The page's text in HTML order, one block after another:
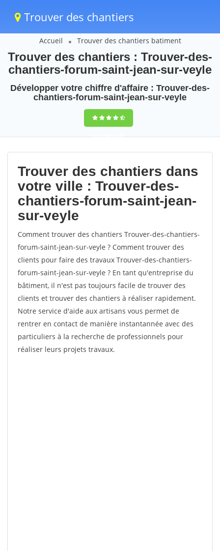
Trouver des chantiers
Accueil Trouver des chantiers batiment
Trouver des chantiers : Trouver-des-
chantiers-forum-saint-jean-sur-veyle
Développer votre chiffre d'affaire : Trouver-des-
chantiers-forum-saint-jean-sur-veyle
9,5(100%)87
votes
Trouver des chantiers dans
votre ville : Trouver-des-
chantiers-forum-saint-jean-
sur-veyle
Comment trouver des chantiers Trouver-des-chantiers-
forum-saint-jean-sur-veyle ? Comment trouver des
clients pour faire des travaux Trouver-des-chantiers-
forum-saint-jean-sur-veyle ? En tant qu'entreprise du
bâtiment, il n'est pas toujours facile de trouver des
clients et trouver des chantiers à réaliser rapidement.
Notre service d'aide aux artisans vous permet de
rentrer en contact de manière instantannée avec des
particuliers à la recherche de professionnels pour
réaliser leurs projets travaux.